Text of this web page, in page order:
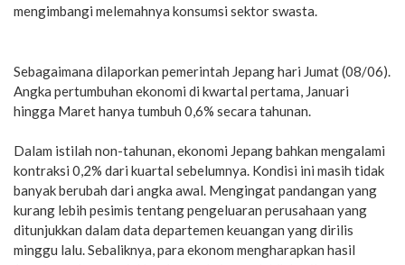
mengimbangi melemahnya konsumsi sektor swasta.
Sebagaimana dilaporkan pemerintah Jepang hari Jumat (08/06).
Angka pertumbuhan ekonomi di kwartal pertama, Januari
hingga Maret hanya tumbuh 0,6% secara tahunan.
Dalam istilah non-tahunan, ekonomi Jepang bahkan mengalami
kontraksi 0,2% dari kuartal sebelumnya. Kondisi ini masih tidak
banyak berubah dari angka awal. Mengingat pandangan yang
kurang lebih pesimis tentang pengeluaran perusahaan yang
ditunjukkan dalam data departemen keuangan yang dirilis
minggu lalu. Sebaliknya, para ekonom mengharapkan hasil